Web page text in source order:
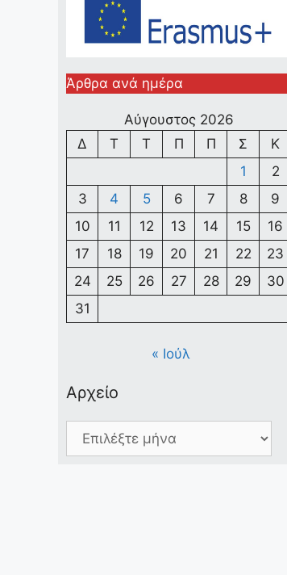
Άρθρα ανά ημέρα
Αύγουστος 2026
Δ
Τ Τ Π Π Σ
Κ
1
2
3
4 5 6 7 8
9
10
11 12 13 14 15
16
17
18 19 20 21 22
23
24
25 26 27 28 29
30
31
« Ιούλ
Αρχείο
Αρχείο